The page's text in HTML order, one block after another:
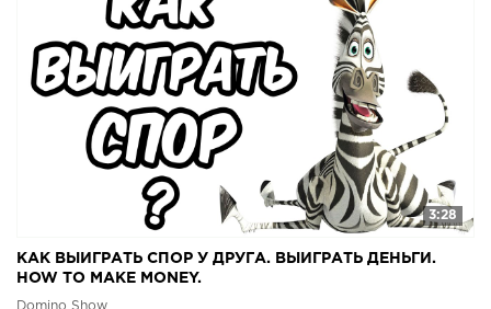
3:28
КАК ВЫИГРАТЬ СПОР У ДРУГА. ВЫИГРАТЬ ДЕНЬГИ.
HOW TO MAKE MONEY.
Domino Show